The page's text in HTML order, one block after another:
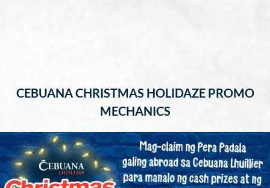
CEBUANA CHRISTMAS HOLIDAZE PROMO
MECHANICS